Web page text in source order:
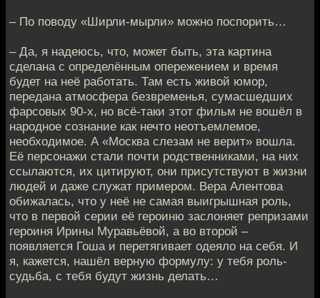
– По поводу «Ширли-мырли» можно поспорить…
– Да, я надеюсь, что, может быть, эта картина
сделана с определённым опережением и время
будет на неё работать. Там есть живой юмор,
передана атмосфера безвременья, сумасшедших
фарсовых 90-х, но всё-таки этот фильм не вошёл в
народное сознание как нечто неотъемлемое,
необходимое. А «Москва слезам не верит» вошла.
Её персонажи стали почти родственниками, на них
ссылаются, их цитируют, они присутствуют в жизни
людей и даже служат примером. Вера Алентова
обижалась, что у неё не самая выигрышная роль,
что в первой серии её героиню заслоняет репризами
героиня Ирины Муравьёвой, а во второй –
появляется Гоша и перетягивает одеяло на себя. И
я, кажется, нашёл верную формулу: у тебя роль-
судьба, с тебя будут жизнь делать…